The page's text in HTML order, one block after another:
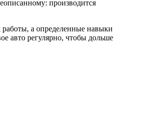
производится
работы, а определенные навыки
авто регулярно, чтобы дольше